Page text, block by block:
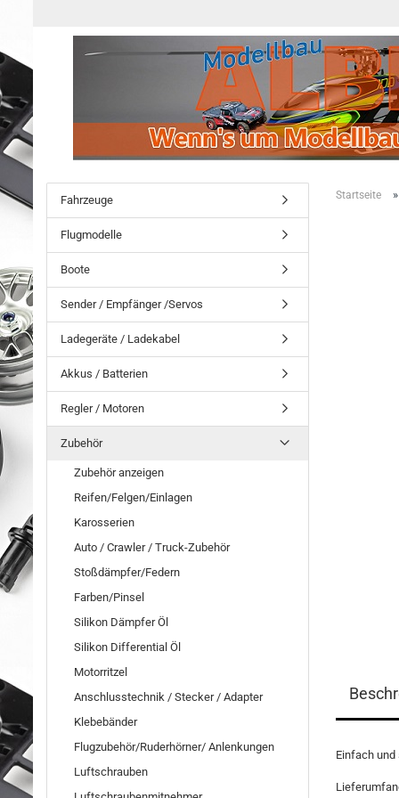
Startseite
Einfach und
Fahrzeuge
Flugmodelle
Boote
Sender / Empfänger /Servos
Ladegeräte / Ladekabel
Akkus / Batterien
Regler / Motoren
Zubehör
Zubehör anzeigen
Reifen/Felgen/Einlagen
Karosserien
Auto / Crawler / Truck-Zubehör
Stoßdämpfer/Federn
Farben/Pinsel
Silikon Dämpfer Öl
Silikon Differential Öl
Motorritzel
Anschlusstechnik / Stecker / Adapter
Klebebänder
Flugzubehör/Ruderhörner/ Anlenkungen
Luftschrauben